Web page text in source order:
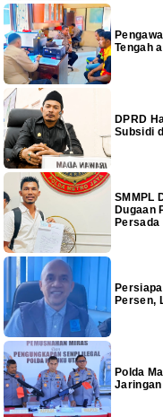
Tengah
DPRD
Subsidi
SMMPL
Dugaan
Persada
Persen,
Polda